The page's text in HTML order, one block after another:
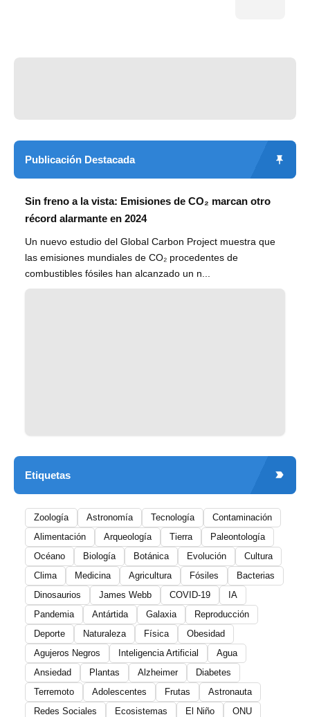
Publicación Destacada
Sin freno a la vista: Emisiones de CO₂ marcan otro
récord alarmante en 2024
Un nuevo estudio del Global Carbon Project muestra que
las emisiones mundiales de CO₂ procedentes de
combustibles fósiles han alcanzado un n...
Etiquetas
Zoología Astronomía Tecnología
Contaminación
Alimentación
Arqueología Tierra
Paleontología
Océano
Biología Botánica Evolución
Cultura
Clima
Medicina Agricultura Fósiles
Bacterias
Dinosaurios
James Webb COVID-19
IA
Pandemia
Antártida Galaxia
Reproducción
Deporte
Naturaleza Física
Obesidad
Agujeros Negros
Inteligencia Artificial
Agua
Ansiedad
Plantas Alzheimer
Diabetes
Terremoto
Adolescentes Frutas
Astronauta
Redes Sociales
Ecosistemas El Niño
ONU